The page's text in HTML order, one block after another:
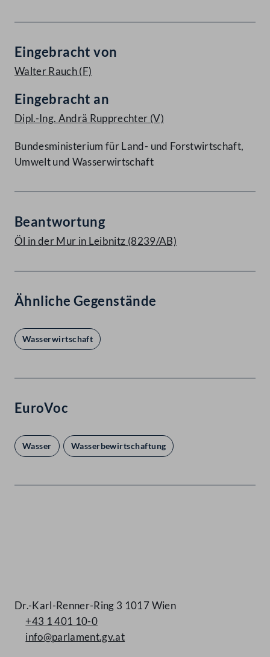
Eingebracht von
Walter Rauch(F)
Eingebracht an
Dipl.-Ing. Andrä Rupprechter (V)
Bundesministerium für Land- und Forstwirtschaft,
Umwelt und Wasserwirtschaft
Beantwortung
Öl in der Mur in Leibnitz (8239/AB)
Ähnliche Gegenstände
Wasserwirtschaft
EuroVoc
Wasser Wasserbewirtschaftung
Dr.-Karl-Renner-Ring 3 1017 Wien
+43 1 401 10-0
info@parlament.gv.at